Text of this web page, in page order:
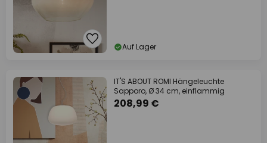
Auf Lager
IT'S ABOUT ROMI Hängeleuchte
Sapporo, Ø 34 cm, einflammig
208,99 €